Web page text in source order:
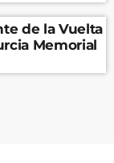
de la Vuelta
Memorial